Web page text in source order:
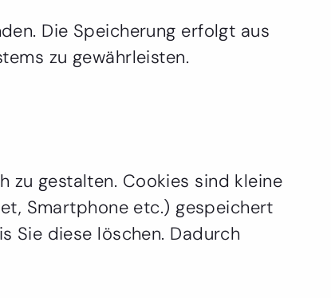
Die Speicherung erfolgt aus
zu gewährleisten.
zu gestalten. Cookies sind kleine
Smartphone etc.) gespeichert
Sie diese löschen. Dadurch